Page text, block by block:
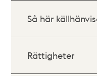
Så här
Rättigheter